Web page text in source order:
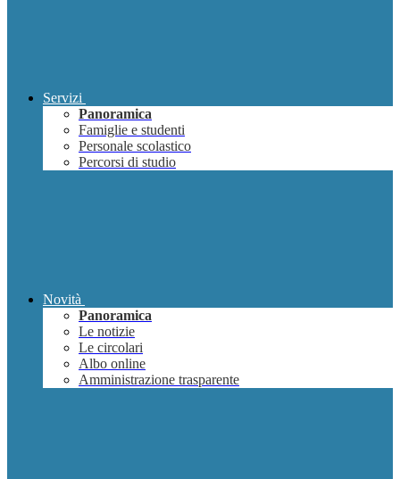
Servizi
Panoramica
Famiglie e studenti
Personale scolastico
Percorsi di studio
Novità
Panoramica
Le notizie
Le circolari
Albo online
Amministrazione trasparente